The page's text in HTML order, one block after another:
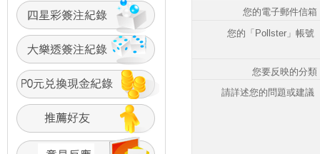
您的電子郵件信箱
您的「Pollster」帳號
您要反映的分類
請詳述您的問題或建議